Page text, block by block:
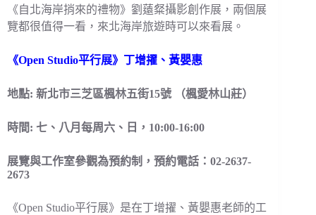
《自北海岸捎來的禮物》劉薳粲攝影創作展，兩個展
覽都很值得一看，來北海岸旅遊時可以來看展。
《Open Studio平行展》丁增擢、黃嬰惠
地點: 新北市三芝區楓林五街15號 （楓愛林山莊）
時間: 七、八月每周六、日，10:00-16:00
展覽與工作室參觀為預約制，預約電話：02-2637-
2673
《Open Studio平行展》是在丁增擢、黃嬰惠老師的工